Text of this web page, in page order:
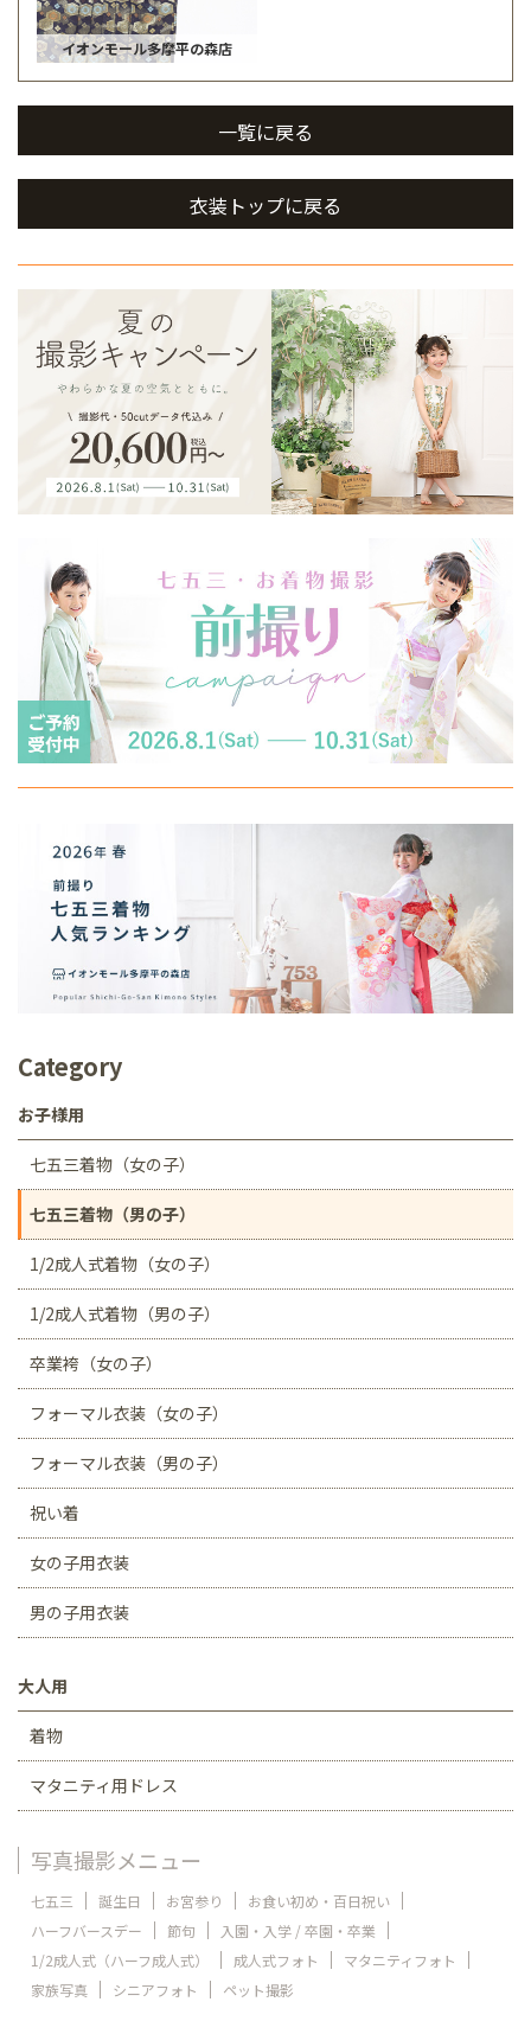
イオンモール多摩平の森店
一覧に戻る
衣装トップに戻る
Category
お子様用
七五三着物（女の子）
七五三着物（男の子）
1/2成人式着物（女の子）
1/2成人式着物（男の子）
卒業袴（女の子）
フォーマル衣装（女の子）
フォーマル衣装（男の子）
祝い着
女の子用衣装
男の子用衣装
大人用
着物
マタニティ用ドレス
写真撮影メニュー
七五三 誕生日 お宮参り
お食い初め・百日祝い
ハーフバースデー
節句
入園・入学 / 卒園・卒業
1/2成人式（ハーフ成人式）
成人式フォト
マタニティフォト
家族写真
シニアフォト ペット撮影